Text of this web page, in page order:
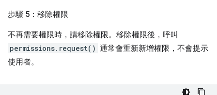
步驟 5：移除權限
不再需要權限時，請移除權限。移除權限後，呼叫
permissions.request() 通常會重新新增權限，不會提示
使用者。